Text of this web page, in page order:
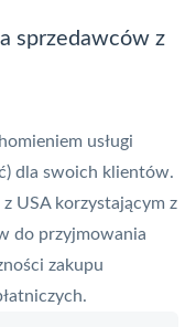
sprzedawców z
usługi
dla swoich klientów.
USA korzystającym z
do przyjmowania
zakupu